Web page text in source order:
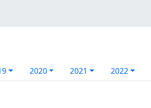
2020 2021 2022